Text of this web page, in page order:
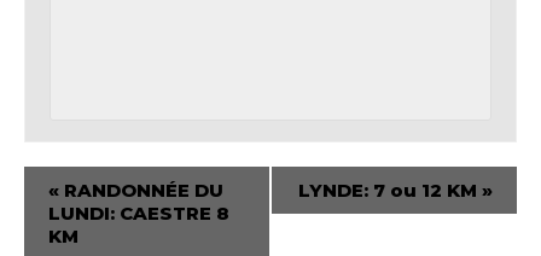
« RANDONNÉE DU
LUNDI: CAESTRE 8
KM
LYNDE: 7 ou 12 KM »